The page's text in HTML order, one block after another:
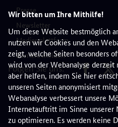
Wir bitten um Ihre Mithilfe!
Um diese Website bestmöglich
nutzen wir Cookies und den
zeigt, welche Seiten besonders
wird von der Webanalyse derzeit
aber helfen, indem Sie hier
unseren Seiten anonymisiert
Webanalyse verbessert unsere
Internetauftritt im Sinne unserer
zu optimieren. Es werden keine
Presse
Newsletter
Medienplattform
Barriere melden
Folgen Sie uns: